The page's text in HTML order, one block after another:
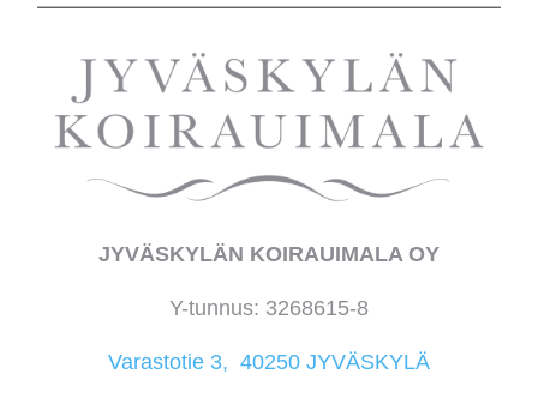
JYVÄSKYLÄN KOIRAUIMALA OY
Y-tunnus: 3268615-8
Varastotie 3, 40250 JYVÄSKYLÄ